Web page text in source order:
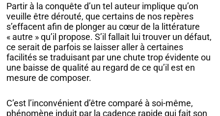
Partir à la conquête d’un tel auteur implique qu’on
veuille être dérouté, que certains de nos repères
s’effacent afin de plonger au cœur de la littérature
« autre » qu’il propose. S’il fallait lui trouver un défaut,
ce serait de parfois se laisser aller à certaines
facilités se traduisant par une chute trop évidente ou
une baisse de qualité au regard de ce qu’il est en
mesure de composer.
C’est l’inconvénient d’être comparé à soi-même,
phénomène induit par la cadence rapide qui fait son